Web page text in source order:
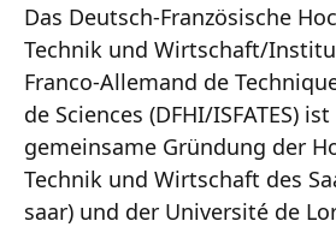
Das Deutsch-Französische
Technik und Wirtschaft/
Franco-Allemand de
de Sciences (DFHI/ISFATES)
gemeinsame Gründung der
Technik und Wirtschaft des
saar) und der Université de